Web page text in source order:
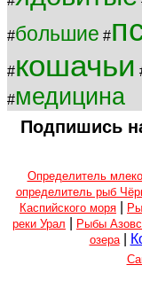
#большие #
#кошачьи
#медицина
Подпишись
Определитель
определитель рыб
Каспийского моря
реки Урал
Рыбы
озера|